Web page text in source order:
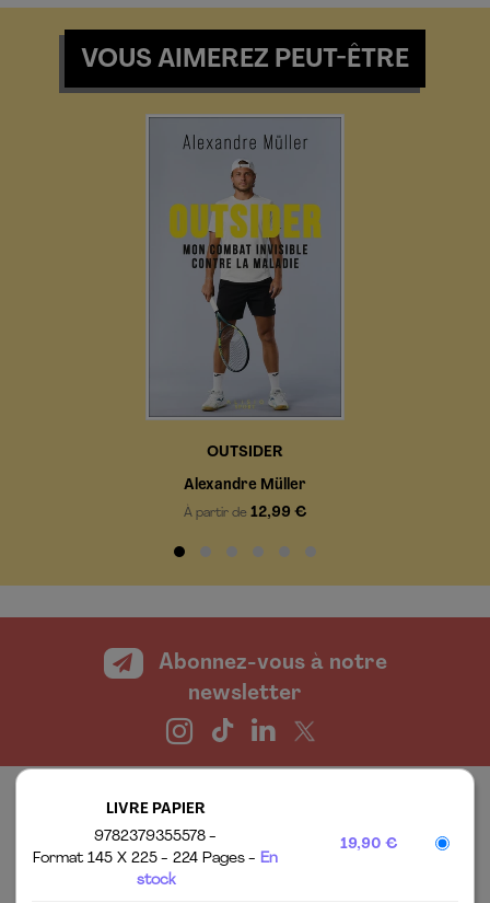
LIVRE PAPIER
9782379355578
Format 145 X 225
224 Pages
En
stock
19,90 €
VOUS AIMEREZ PEUT-ÊTRE
OUTSIDER
Alexandre Müller
À partir de 12,99 €
Abonnez-vous à notre
newsletter